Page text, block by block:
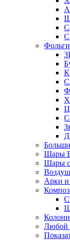
С
Шары
Шары с
Арки и
Любой